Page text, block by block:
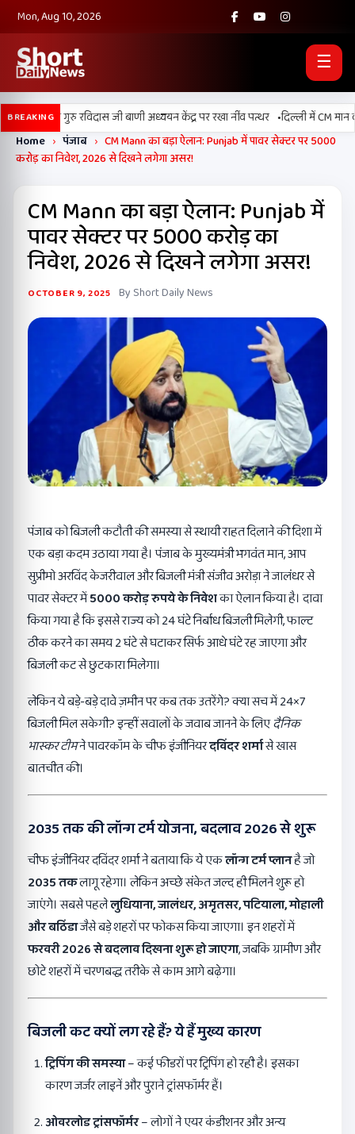
Mon, Aug 10, 2026
☰
BREAKING
में श्री गुरु रविदास जी बाणी अध्ययन केंद्र पर रखा नींव पत्थर •दिल्ली में CM मान की
Home › पंजाब › CM Mann का बड़ा ऐलान: Punjab में पावर सेक्टर पर 5000
करोड़ का निवेश, 2026 से दिखने लगेगा असर!
CM Mann का बड़ा ऐलान: Punjab में
पावर सेक्टर पर 5000 करोड़ का
निवेश, 2026 से दिखने लगेगा असर!
OCTOBER 9, 2025 By Short Daily News
पंजाब को बिजली कटौती की समस्या से स्थायी राहत दिलाने की दिशा में
एक बड़ा कदम उठाया गया है। पंजाब के मुख्यमंत्री भगवंत मान, आप
सुप्रीमो अरविंद केजरीवाल और बिजली मंत्री संजीव अरोड़ा ने जालंधर से
पावर सेक्टर में5000 करोड़ रुपये के निवेशका ऐलान किया है। दावा
किया गया है कि इससे राज्य को 24 घंटे निर्बाध बिजली मिलेगी, फाल्ट
ठीक करने का समय 2 घंटे से घटाकर सिर्फ आधे घंटे रह जाएगा और
बिजली कट से छुटकारा मिलेगा।
लेकिन ये बड़े-बड़े दावे ज़मीन पर कब तक उतरेंगे? क्या सच में 24×7
बिजली मिल सकेगी? इन्हीं सवालों के जवाब जानने के लिएदैनिक
भास्कर टीमने पावरकॉम के चीफ इंजीनियरदविंदर शर्मासे खास
बातचीत की।
2035 तक की लॉन्ग टर्म योजना, बदलाव 2026 से शुरू
चीफ इंजीनियर दविंदर शर्मा ने बताया कि ये एकलॉन्ग टर्म प्लानहै जो
2035 तकलागू रहेगा। लेकिन अच्छे संकेत जल्द ही मिलने शुरू हो
जाएंगे। सबसे पहलेलुधियाना, जालंधर, अमृतसर, पटियाला, मोहाली
और बठिंडाजैसे बड़े शहरों पर फोकस किया जाएगा। इन शहरों में
फरवरी 2026 से बदलाव दिखना शुरू हो जाएगा, जबकि ग्रामीण और
छोटे शहरों में चरणबद्ध तरीके से काम आगे बढ़ेगा।
बिजली कट क्यों लग रहे हैं? ये हैं मुख्य कारण
ट्रिपिंग की समस्या– कई फीडरों पर ट्रिपिंग हो रही है। इसका
कारण जर्जर लाइनें और पुराने ट्रांसफॉर्मर हैं।
ओवरलोड ट्रांसफॉर्मर– लोगों ने एयर कंडीशनर और अन्य